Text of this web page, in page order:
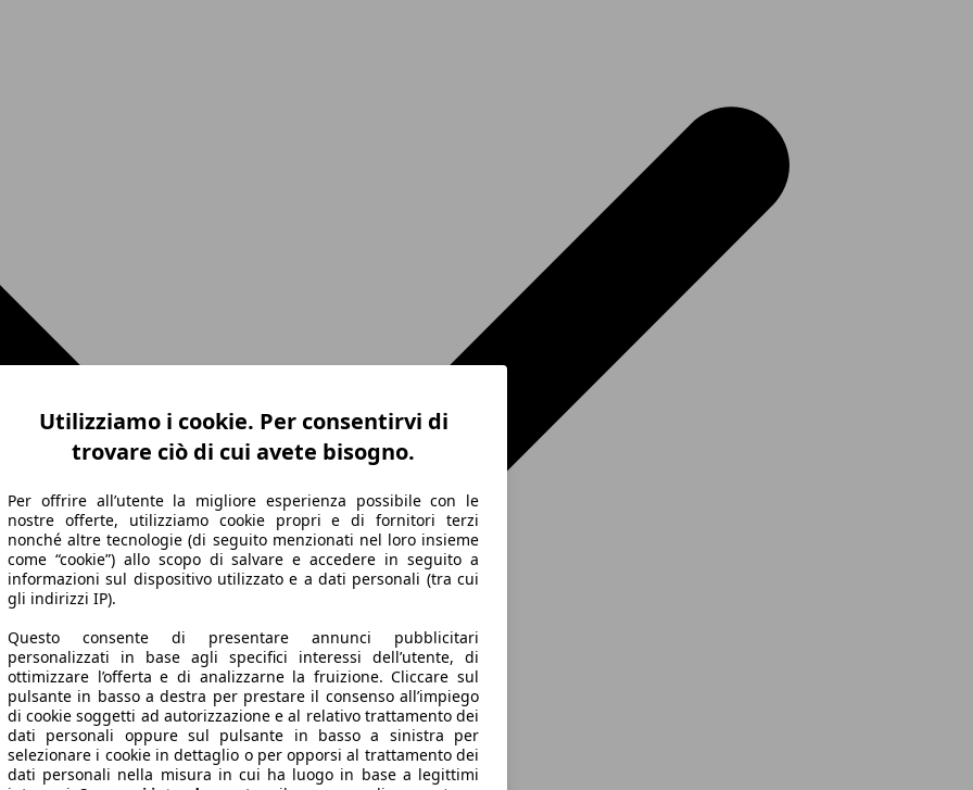
Utilizziamo i cookie. Per consentirvi di
trovare ciò di cui avete bisogno.
Per offrire all’utente la migliore esperienza possibile con le
nostre offerte, utilizziamo cookie propri e di fornitori terzi
nonché altre tecnologie (di seguito menzionati nel loro insieme
come “cookie”) allo scopo di salvare e accedere in seguito a
informazioni sul dispositivo utilizzato e a dati personali (tra cui
gli indirizzi IP).
Questo consente di presentare annunci pubblicitari
personalizzati in base agli specifici interessi dell’utente, di
ottimizzare l’offerta e di analizzarne la fruizione. Cliccare sul
pulsante in basso a destra per prestare il consenso all’impiego
di cookie soggetti ad autorizzazione e al relativo trattamento dei
dati personali oppure sul pulsante in basso a sinistra per
selezionare i cookie in dettaglio o per opporsi al trattamento dei
dati personali nella misura in cui ha luogo in base a legittimi